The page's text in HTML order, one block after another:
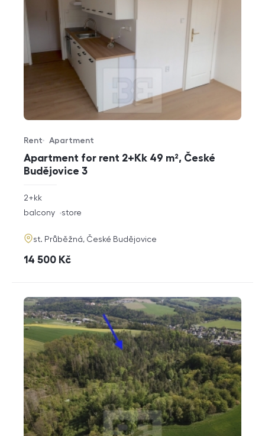
Apartment for rent 2+Kk 49 m², České
Budějovice 3
Offer type
Rent
Property type
Apartment
rozměry
2+kk
funkce
balcony store
adresa
st. Průběžná, České Budějovice
cena
14 500 Kč